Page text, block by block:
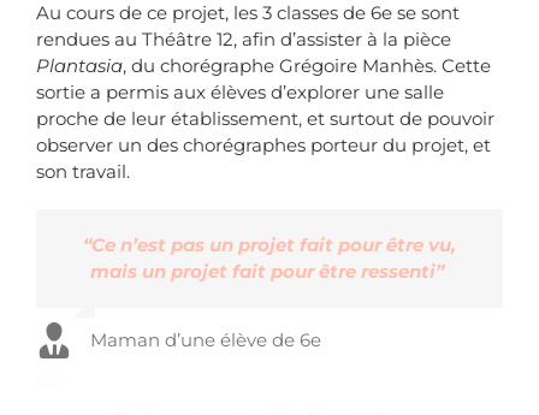
Au cours de ce projet, les 3 classes de 6e se sont
rendues au Théâtre 12, afin d’assister à la pièce
Plantasia, du chorégraphe Grégoire Manhès. Cette
sortie a permis aux élèves d’explorer une salle
proche de leur établissement, et surtout de pouvoir
observer un des chorégraphes porteur du projet, et
son travail.
“Ce n’est pas un projet fait pour être vu,
mais un projet fait pour être ressenti”
Maman d’une élève de 6e